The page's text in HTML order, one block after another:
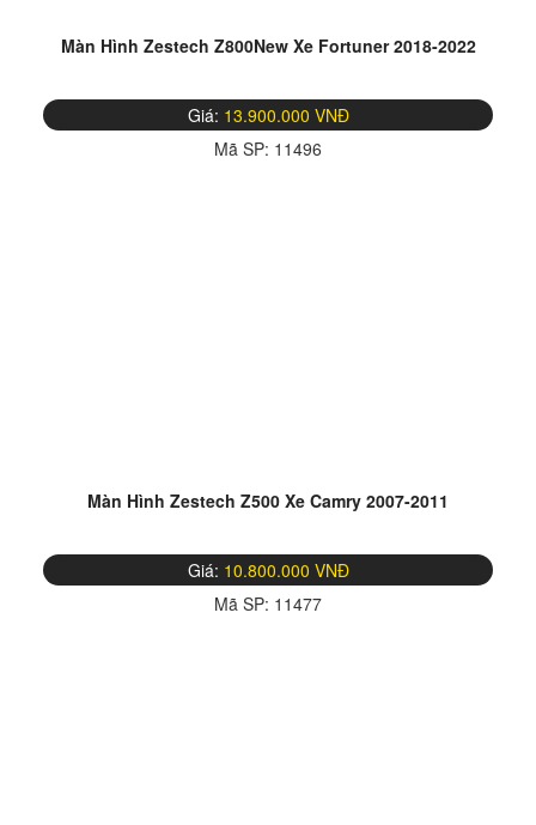
Màn Hình Zestech Z800New Xe Fortuner 2018-2022
Giá: 13.900.000 VNĐ
Mã SP: 11496
Màn Hình Zestech Z500 Xe Camry 2007-2011
Giá: 10.800.000 VNĐ
Mã SP: 11477